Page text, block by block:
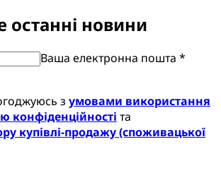
останні новини
Ваша електронна пошта *
з умовами використання
конфіденційності та
купівлі-продажу (споживацької